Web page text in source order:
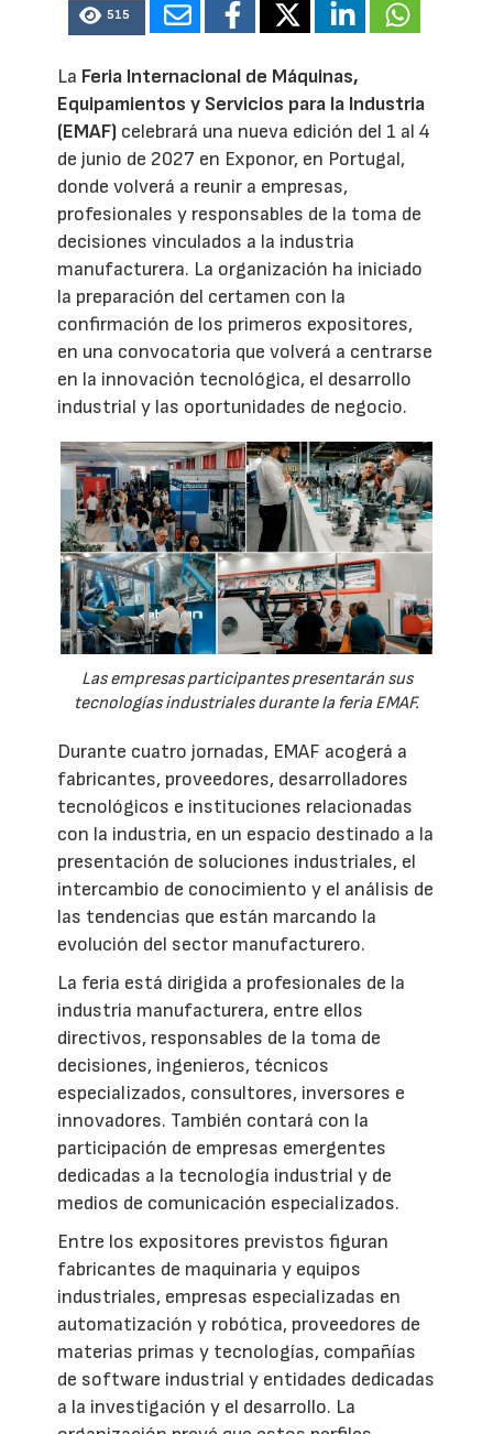
515
La Feria Internacional de Máquinas,
Equipamientos y Servicios para la Industria
(EMAF) celebrará una nueva edición del 1 al 4
de junio de 2027 en Exponor, en Portugal,
donde volverá a reunir a empresas,
profesionales y responsables de la toma de
decisiones vinculados a la industria
manufacturera. La organización ha iniciado
la preparación del certamen con la
confirmación de los primeros expositores,
en una convocatoria que volverá a centrarse
en la innovación tecnológica, el desarrollo
industrial y las oportunidades de negocio.
Las empresas participantes presentarán sus
tecnologías industriales durante la feria EMAF.
Durante cuatro jornadas, EMAF acogerá a
fabricantes, proveedores, desarrolladores
tecnológicos e instituciones relacionadas
con la industria, en un espacio destinado a la
presentación de soluciones industriales, el
intercambio de conocimiento y el análisis de
las tendencias que están marcando la
evolución del sector manufacturero.
La feria está dirigida a profesionales de la
industria manufacturera, entre ellos
directivos, responsables de la toma de
decisiones, ingenieros, técnicos
especializados, consultores, inversores e
innovadores. También contará con la
participación de empresas emergentes
dedicadas a la tecnología industrial y de
medios de comunicación especializados.
Entre los expositores previstos figuran
fabricantes de maquinaria y equipos
industriales, empresas especializadas en
automatización y robótica, proveedores de
materias primas y tecnologías, compañías
de software industrial y entidades dedicadas
a la investigación y el desarrollo. La